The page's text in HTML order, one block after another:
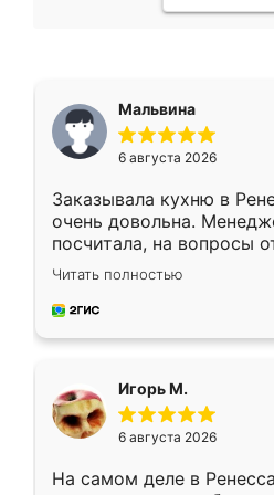
Мальвина
6 августа 2026
Заказывала кухню в
очень довольна.
посчитала, на вопросы
Замерщик приехал в
делу со всей
за день, ребята
Читать полностью
Игорь М.
6 августа 2026
На самом деле в